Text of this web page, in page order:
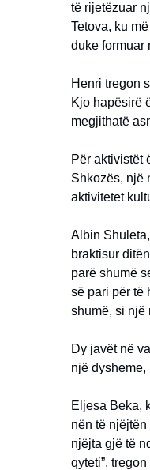
të rijetëzuar
Tetova, ku
duke formuar
Henri tregon
Kjo hapësirë
megjithatë
Për aktivistët
Shkozës, një
aktivitetet
Albin
braktisur
parë shumë
së pari për të
shumë, si një
Dy javët në
një
Eljesa Beka,
nën të
njëjta gjë të
qyteti”,